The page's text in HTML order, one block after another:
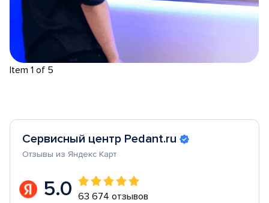
Item 1 of 5
Сервисный центр Pedant.ru
Отзывы из Яндекс Карт
5.0 63 674 отзывов